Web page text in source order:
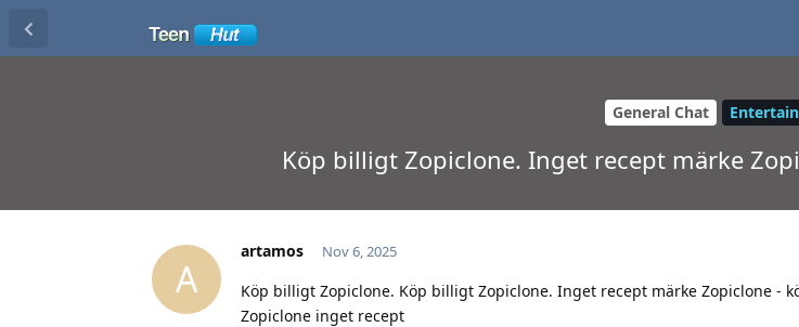
General Chat
Köp billigt Zopiclone. Inget recept märke
A
artamos Nov 6, 2025
Köp billigt Zopiclone. Köp billigt Zopiclone. Inget recept märke Zopiclone -
Zopiclone inget recept